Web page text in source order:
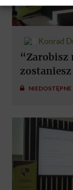
Konrad
“Zarobisz
NIEDOSTĘPNE